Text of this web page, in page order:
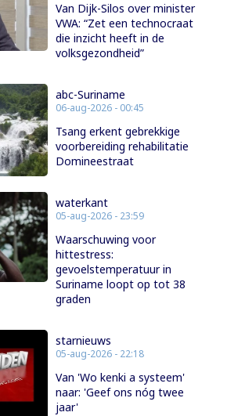
Van Dijk-Silos over minister
VWA: “Zet een technocraat
die inzicht heeft in de
volksgezondheid”
abc-Suriname
06-aug-2026 - 00:45
Tsang erkent gebrekkige
voorbereiding rehabilitatie
Domineestraat
waterkant
05-aug-2026 - 23:59
Waarschuwing voor
hittestress:
gevoelstemperatuur in
Suriname loopt op tot 38
graden
starnieuws
05-aug-2026 - 22:18
Van 'Wo kenki a systeem'
naar: 'Geef ons nóg twee
jaar'